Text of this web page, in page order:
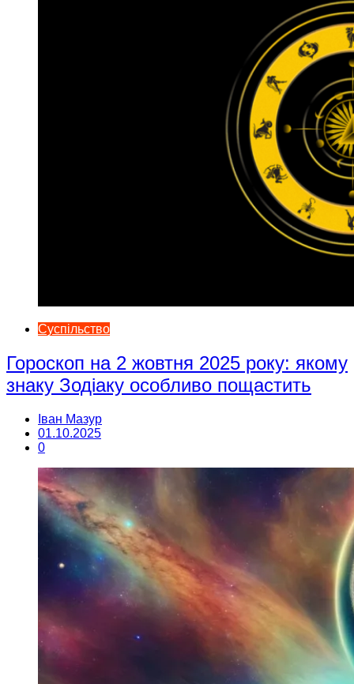
Суспільство
Гороскоп на 2 жовтня 2025 року: якому
знаку Зодіаку особливо пощастить
Іван Мазур
01.10.2025
0